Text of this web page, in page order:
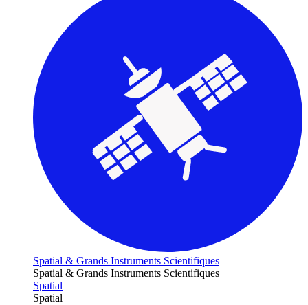
Spatial & Grands Instruments Scientifiques
Spatial & Grands Instruments Scientifiques
Spatial
Spatial